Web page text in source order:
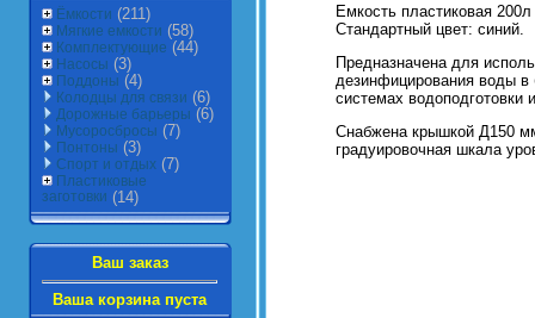
Ёмкости (211)
Мягкие емкости (58)
Комплектующие (44)
Насосы (3)
Поддоны (4)
Колодцы для связи (6)
Дорожные барьеры (6)
Мусоросбросы (7)
Понтоны (3)
Спорт и отдых (7)
Пластиковые
заготовки (14)
Ваш заказ
Ваша корзина пуста
Емкость пластиковая
Стандартный цвет: синий.
Предназначена для
дезинфицирования воды в
системах водоподготовки
Снабжена крышкой Д150
градуировочная шкала